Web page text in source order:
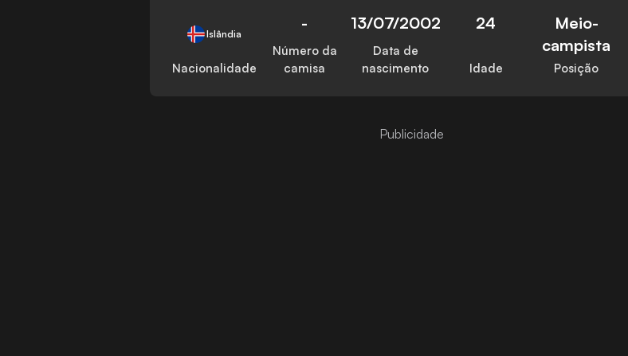
Islândia
Nacionalidade
-
Número da
camisa
13/07/2002
Data de
nascimento
24
Idade
Meio-
campista
Posição